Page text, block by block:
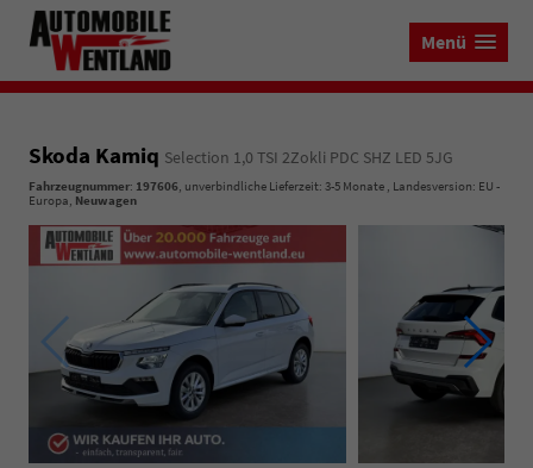
Menü
Skoda Kamiq Selection 1,0 TSI 2Zokli PDC SHZ LED 5JG
Fahrzeugnummer: 197606, unverbindliche Lieferzeit: 3-5 Monate , Landesversion: EU -
Europa, Neuwagen